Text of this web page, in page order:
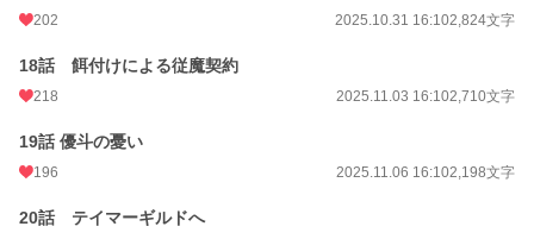
202 2025.10.31 16:102,824文字
18話 餌付けによる従魔契約
218 2025.11.03 16:102,710文字
19話 優斗の憂い
196 2025.11.06 16:102,198文字
20話 テイマーギルドへ